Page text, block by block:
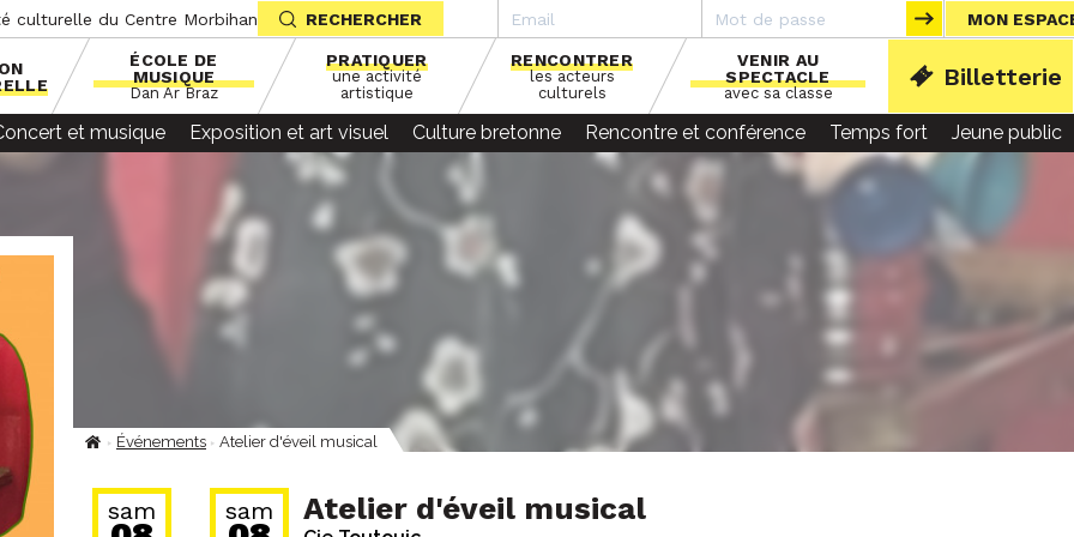
culturelle du Centre Morbihan RECHERCHER MON
ÉCOLE DE
MUSIQUE
Dan Ar Braz
PRATIQUER
une activité
artistique
RENCONTRER
les acteurs
culturels
VENIR AU
SPECTACLE
avec sa classe
Billetterie
et musique Exposition et art visuel Culture bretonne Rencontre et conférence Temps fort Jeune public
Fil
Événements Atelier d'éveil musical
sam sam Atelier d'éveil musical